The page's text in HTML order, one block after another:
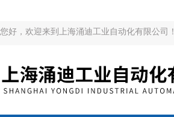
您好，欢迎来到上海涌迪工业自动化有限公司！